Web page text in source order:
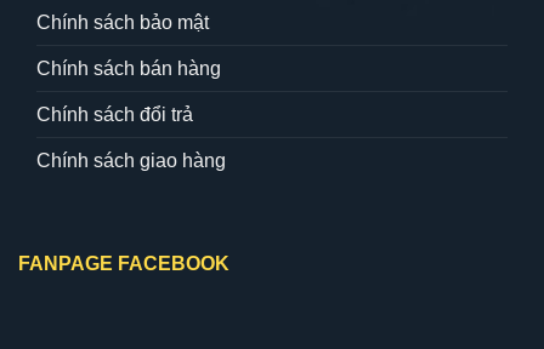
Chính sách bảo mật
Chính sách bán hàng
Chính sách đổi trả
Chính sách giao hàng
FANPAGE FACEBOOK